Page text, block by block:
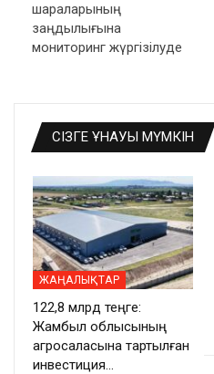
шараларының
заңдылығына
мониторинг жүргізілуде
СІЗГЕ ҰНАУЫ МҮМКІН
ЖАҢАЛЫҚТАР
122,8 млрд теңге:
Жамбыл облысының
агросаласына тартылған
инвестиция…